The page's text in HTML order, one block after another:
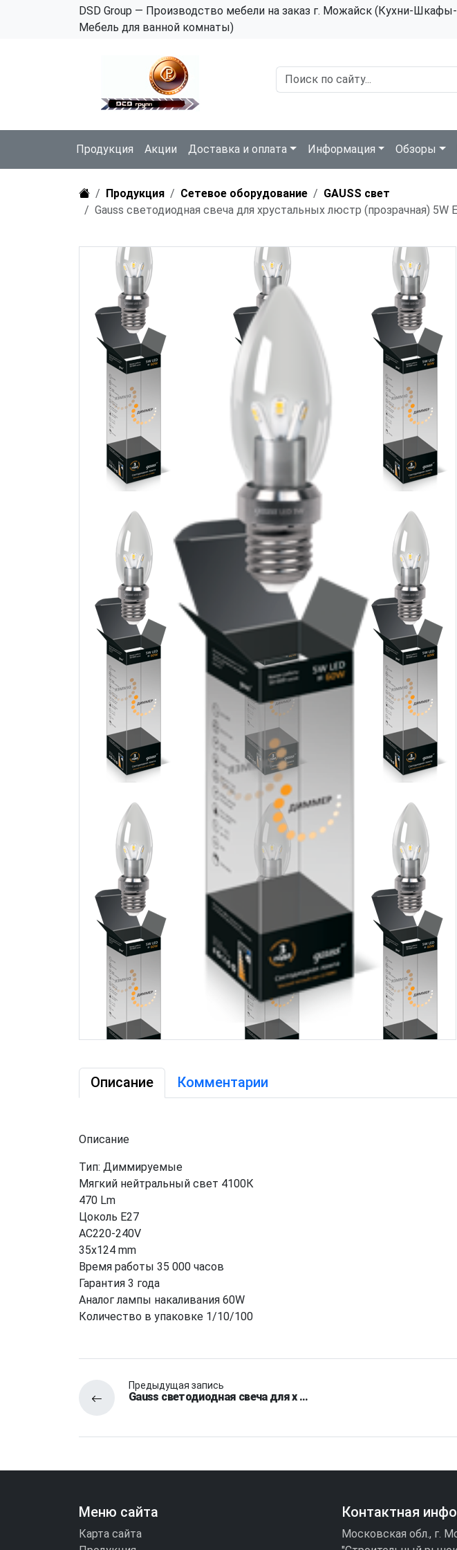
DSD Group — Производство мебели на заказ г. Можайск (Кухни-Шкафы-
Мебель для ванной комнаты)
Продукция Акции Доставка и оплата Информация Обзоры
Продукция Сетевое оборудование
GAUSS свет
Gauss светодиодная свеча для хрустальных люстр (прозрачная)
Описание Комментарии
Описание
Тип: Диммируемые
Мягкий нейтральный свет 4100К
470 Lm
Цоколь Е27
AC220-240V
35x124 mm
Время работы 35 000 часов
Гарантия 3 года
Аналог лампы накаливания 60W
Количество в упаковке 1/10/100
Предыдущая запись
Gauss светодиодная свеча для х …
Меню сайта
Карта сайта
Контактная
Московская обл., г.